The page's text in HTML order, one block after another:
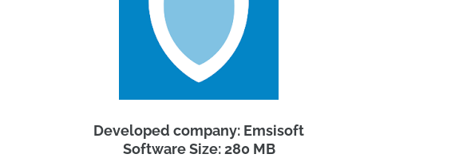
Developed company: Emsisoft
Software Size: 280 MB